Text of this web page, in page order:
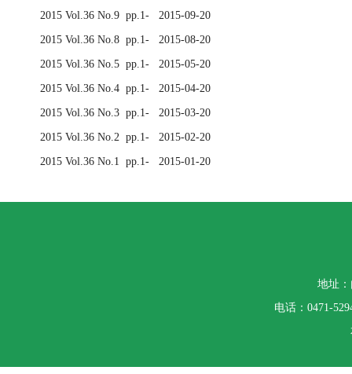
2015 Vol.36 No.9 pp.1- 2015-09-20
2015 Vol.36 No.8 pp.1- 2015-08-20
2015 Vol.36 No.5 pp.1- 2015-05-20
2015 Vol.36 No.4 pp.1- 2015-04-20
2015 Vol.36 No.3 pp.1- 2015-03-20
2015 Vol.36 No.2 pp.1- 2015-02-20
2015 Vol.36 No.1 pp.1- 2015-01-20
地址
电话：0471-